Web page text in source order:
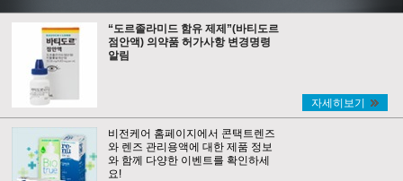
“도르졸라미드 함유 제제”(바티도르
점안액) 의약품 허가사항 변경명령
알림
자세히보기
비전케어 홈페이지에서 콘택트렌즈
와 렌즈 관리용액에 대한 제품 정보
와 함께 다양한 이벤트를 확인하세
요!